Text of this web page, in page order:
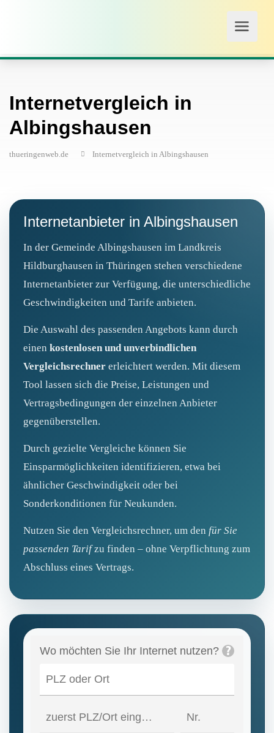
Internetvergleich in
Albingshausen
thueringenweb.de Internetvergleich in Albingshausen
Internetanbieter in Albingshausen
In der Gemeinde Albingshausen im Landkreis
Hildburghausen in Thüringen stehen verschiedene
Internetanbieter zur Verfügung, die unterschiedliche
Geschwindigkeiten und Tarife anbieten.
Die Auswahl des passenden Angebots kann durch
einen kostenlosen und unverbindlichen
Vergleichsrechner erleichtert werden. Mit diesem
Tool lassen sich die Preise, Leistungen und
Vertragsbedingungen der einzelnen Anbieter
gegenüberstellen.
Durch gezielte Vergleiche können Sie
Einsparmöglichkeiten identifizieren, etwa bei
ähnlicher Geschwindigkeit oder bei
Sonderkonditionen für Neukunden.
Nutzen Sie den Vergleichsrechner, um den für Sie
passenden Tarifzu finden – ohne Verpflichtung zum
Abschluss eines Vertrags.